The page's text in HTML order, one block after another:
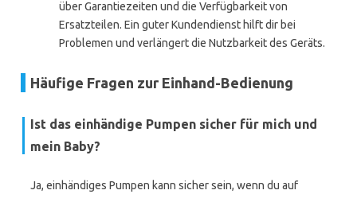
über Garantiezeiten und die Verfügbarkeit von
Ersatzteilen. Ein guter Kundendienst hilft dir bei
Problemen und verlängert die Nutzbarkeit des Geräts.
Häufige Fragen zur Einhand-Bedienung
Ist das einhändige Pumpen sicher für mich und
mein Baby?
Ja, einhändiges Pumpen kann sicher sein, wenn du auf